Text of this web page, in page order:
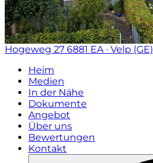
Hogeweg 27 6881 EA · Velp (GE)
Heim
Medien
In der Nähe
Dokumente
Angebot
Über uns
Bewertungen
Kontakt